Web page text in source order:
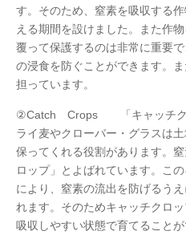
す。そのため、窒素を吸収する
える期間を設けました。また作
覆って保護するのは非常に重要
の浸食を防ぐことができます。
担っています。
②Catch Crops 「キャッチク
ライ麦やクローバー・グラスは
保ってくれる役割があります。
ロップ」とよばれています。こ
により、窒素の流出を防げるう
れます。そのためキャッチクロ
吸収しやすい状態で育てることが